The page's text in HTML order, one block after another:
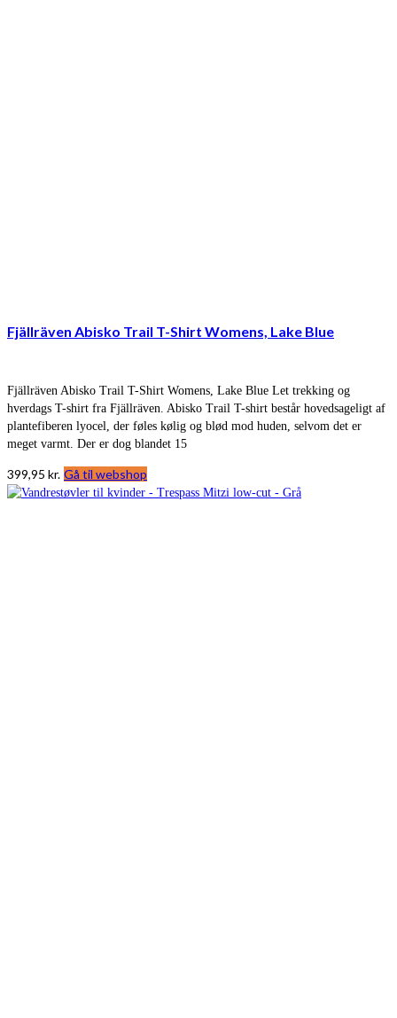
Fjällräven Abisko Trail T-Shirt Womens, Lake Blue
Fjällräven Abisko Trail T-Shirt Womens, Lake Blue Let trekking og
hverdags T-shirt fra Fjällräven. Abisko Trail T-shirt består hovedsageligt af
plantefiberen lyocel, der føles kølig og blød mod huden, selvom det er
meget varmt. Der er dog blandet 15
399,95 kr. Gå til webshop